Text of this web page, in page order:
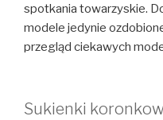
spotkania towarzyskie.
modele jedynie
przegląd ciekawych
Sukienki